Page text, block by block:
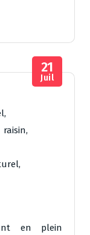
,
raisin,
,
21
Juil
en plein